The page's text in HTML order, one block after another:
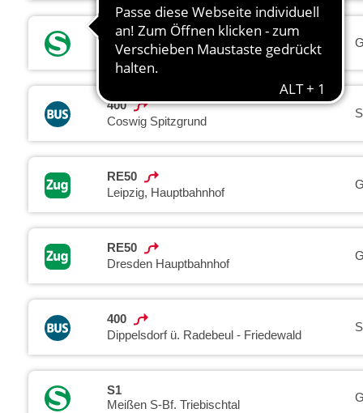
S1
Bad Schandau Nationalparkbahnhof
400
Coswig Spitzgrund
RE50
Leipzig, Hauptbahnhof
RE50
Dresden Hauptbahnhof
400
Dippelsdorf ü. Radebeul - Friedewald
S1
Meißen S-Bf. Triebischtal